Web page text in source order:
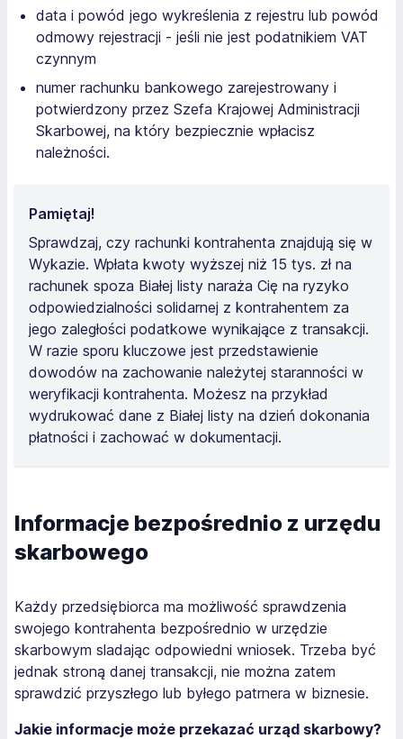
data i powód jego wykreślenia z rejestru lub powód
odmowy rejestracji - jeśli nie jest podatnikiem VAT
czynnym
numer rachunku bankowego zarejestrowany i
potwierdzony przez Szefa Krajowej Administracji
Skarbowej, na który bezpiecznie wpłacisz
należności.
Pamiętaj!
Sprawdzaj, czy rachunki kontrahenta znajdują się w
Wykazie. Wpłata kwoty wyższej niż 15 tys. zł na
rachunek spoza Białej listy naraża Cię na ryzyko
odpowiedzialności solidarnej z kontrahentem za
jego zaległości podatkowe wynikające z transakcji.
W razie sporu kluczowe jest przedstawienie
dowodów na zachowanie należytej staranności w
weryfikacji kontrahenta. Możesz na przykład
wydrukować dane z Białej listy na dzień dokonania
płatności i zachować w dokumentacji.
Informacje bezpośrednio z urzędu
skarbowego
Każdy przedsiębiorca ma możliwość sprawdzenia
swojego kontrahenta bezpośrednio w urzędzie
skarbowym sladając odpowiedni wniosek. Trzeba być
jednak stroną danej transakcji, nie można zatem
sprawdzić przyszłego lub byłego patrnera w biznesie.
Jakie informacje może przekazać urząd skarbowy?